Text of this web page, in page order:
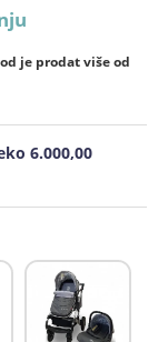
je prodat više od
6.000,00